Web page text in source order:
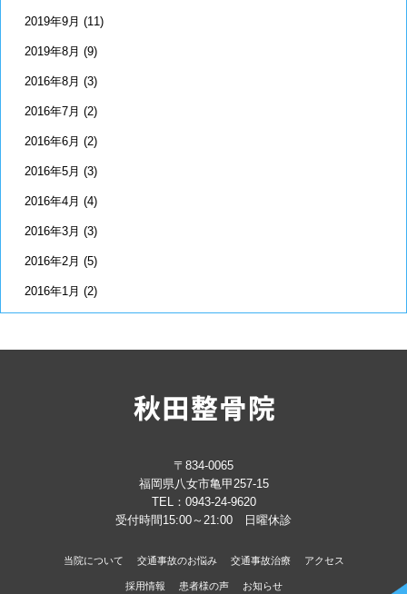
2019年9月 (11)
2019年8月 (9)
2016年8月 (3)
2016年7月 (2)
2016年6月 (2)
2016年5月 (3)
2016年4月 (4)
2016年3月 (3)
2016年2月 (5)
2016年1月 (2)
〒834-0065
福岡県八女市亀甲257-15
TEL： 0943-24-9620
受付時間15:00～21:00 日曜休診
当院について 交通事故のお悩み 交通事故治療 アクセス
採用情報 患者様の声 お知らせ